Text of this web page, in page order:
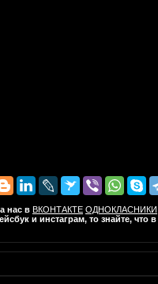
нас в ВКОНТАКТЕ ОДНОКЛАСНИКИ
и инстаграм, то знайте, что